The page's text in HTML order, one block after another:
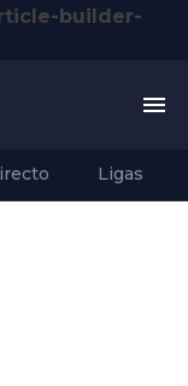
builder-
Ligas